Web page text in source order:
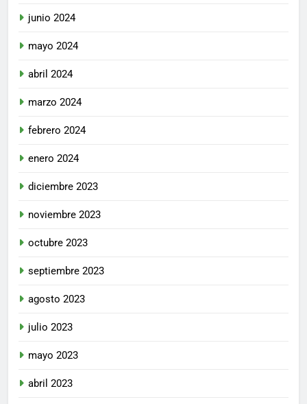
junio 2024
mayo 2024
abril 2024
marzo 2024
febrero 2024
enero 2024
diciembre 2023
noviembre 2023
octubre 2023
septiembre 2023
agosto 2023
julio 2023
mayo 2023
abril 2023